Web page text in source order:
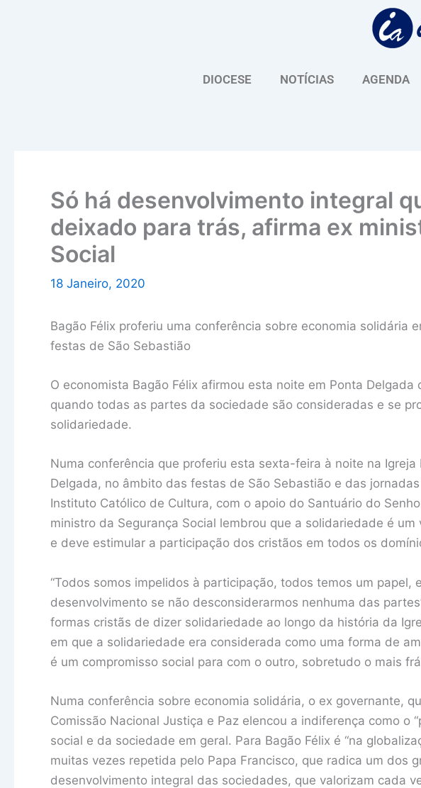
DIOCESE NOTÍCIAS AGENDA
Só há desenvolvimento integral
deixado para trás, afirma ex
Social
18 Janeiro, 2020
Bagão Félix proferiu uma conferência sobre economia solidária
festas de São Sebastião
O economista Bagão Félix afirmou esta noite em Ponta
quando todas as partes da sociedade são consideradas e se
solidariedade.
Numa conferência que proferiu esta sexta-feira à noite na
Delgada, no âmbito das festas de São Sebastião e das
Instituto Católico de Cultura, com o apoio do Santuário do
ministro da Segurança Social lembrou que a solidariedade é
e deve estimular a participação dos cristãos em todos os
“Todos somos impelidos à participação, todos temos um papel,
desenvolvimento se não desconsiderarmos nenhuma das
formas cristãs de dizer solidariedade ao longo da história da
em que a solidariedade era considerada como uma forma de
é um compromisso social para com o outro, sobretudo o mais
Numa conferência sobre economia solidária, o ex governante,
Comissão Nacional Justiça e Paz elencou a indiferença como o
social e da sociedade em geral. Para Bagão Félix é “na
muitas vezes repetida pelo Papa Francisco, que radica um dos
desenvolvimento integral das sociedades, que valorizam cada